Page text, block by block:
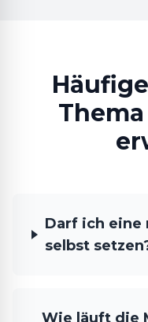
Darf ich eine
selbst
Wie läuft die